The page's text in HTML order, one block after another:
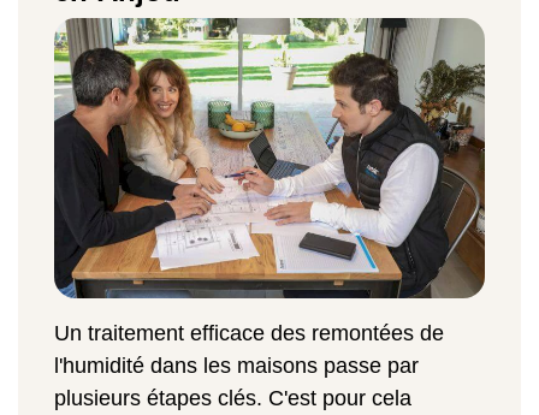
Un traitement efficace des remontées de
l'humidité dans les maisons passe par
plusieurs étapes clés. C'est pour cela